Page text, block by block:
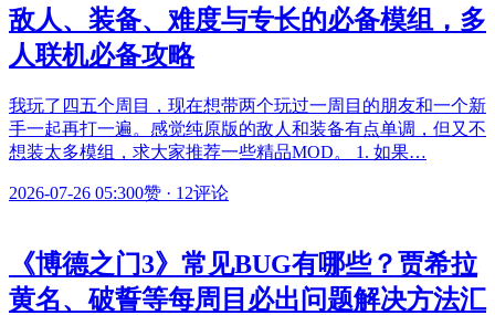
敌人、装备、难度与专长的必备模组，多
人联机必备攻略
我玩了四五个周目，现在想带两个玩过一周目的朋友和一个新
手一起再打一遍。感觉纯原版的敌人和装备有点单调，但又不
想装太多模组，求大家推荐一些精品MOD。 1. 如果…
2026-07-26 05:300赞 · 12评论
《博德之门3》常见BUG有哪些？贾希拉
黄名、破誓等每周目必出问题解决方法汇